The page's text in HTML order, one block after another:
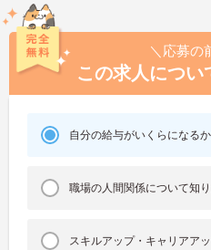
＼応募の
この求人につい
自分の給与がいくらになる
職場の人間関係について知
スキルアップ・キャリアア